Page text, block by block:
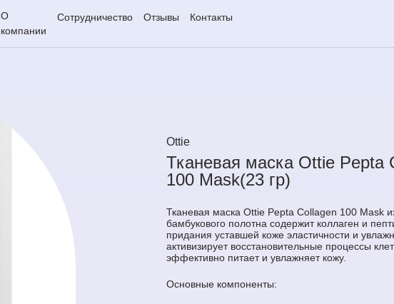
О
компании
Сотрудничество Отзывы Контакты
Ottie
Тканевая маска Ottie Pepta
100 Mask(23 гр)
Тканевая маска Ottie Pepta Collagen 100 Mask
бамбукового полотна содержит коллаген и
придания уставшей коже эластичности и
активизирует восстановительные процессы
эффективно питает и увлажняет кожу.
Основные компоненты: